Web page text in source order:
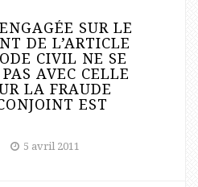
SUR LE
DE L’ARTICLE
CIVIL NE SE
AVEC CELLE
LA FRAUDE
EST
5 avril 2011